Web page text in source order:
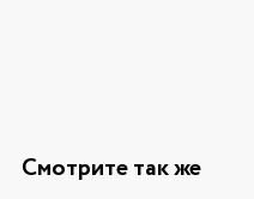
Смотрите так же